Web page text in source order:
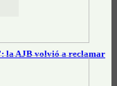
la AJB volvió a reclamar